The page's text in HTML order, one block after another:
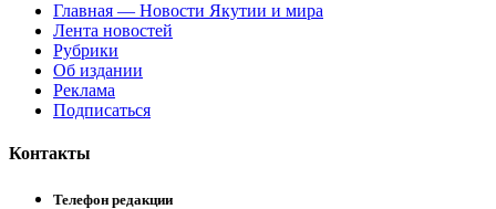
Главная — Новости Якутии и мира
Лента новостей
Рубрики
Об издании
Реклама
Подписаться
Контакты
Телефон редакции